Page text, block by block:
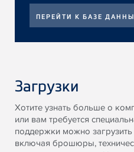
Загрузки
Хотите узнать больше о
или вам требуется
поддержки можно
включая брошюры,
ПЕРЕЙТИ К БАЗЕ